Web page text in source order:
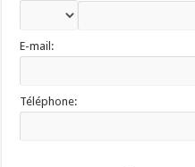
E-mail:
Téléphone: